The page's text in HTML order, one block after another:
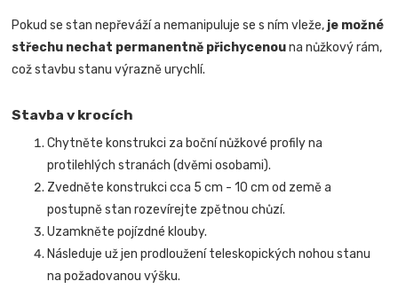
Pokud se stan nepřeváží a nemanipuluje se s ním vleže, je možné
střechu nechat permanentně přichycenouna nůžkový rám,
což stavbu stanu výrazně urychlí.
Stavba v krocích
Chytněte konstrukci za boční nůžkové profily na
protilehlých stranách (dvěmi osobami).
Zvedněte konstrukci cca 5 cm - 10 cm od země a
postupně stan rozevírejte zpětnou chůzí.
Uzamkněte pojízdné klouby.
Následuje už jen prodloužení teleskopických nohou stanu
na požadovanou výšku.